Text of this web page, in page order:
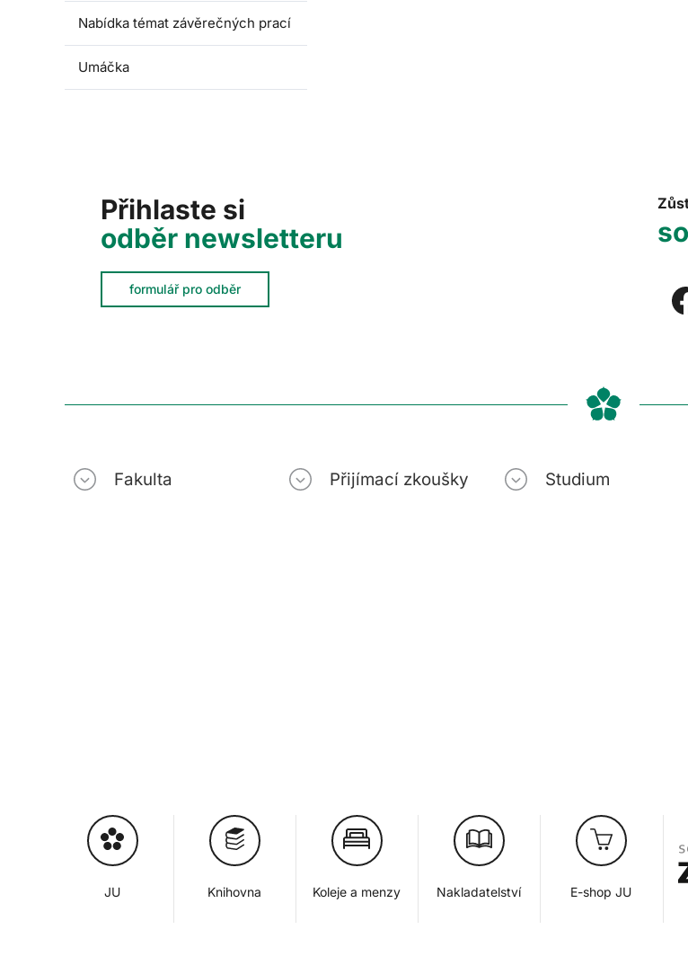
Nabídka témat závěrečných prací
Umáčka
Přihlaste si
odběr newsletteru
formulář pro odběr
Fakulta Přijímací zkoušky Studium
JU Knihovna Koleje a menzy Nakladatelství E-shop JU